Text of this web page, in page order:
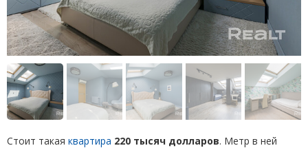
Стоит такая квартира 220 тысяч долларов. Метр в ней